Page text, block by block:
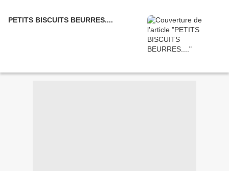
PETITS BISCUITS BEURRES....